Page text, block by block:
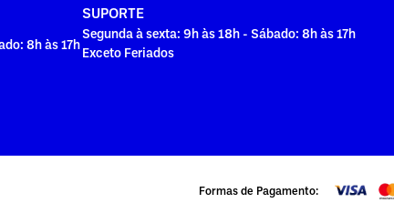
8h às 17h
SUPORTE
Segunda à sexta: 9h às 18h - Sábado: 8h às 17h
Exceto Feriados
Formas de Pagamento: